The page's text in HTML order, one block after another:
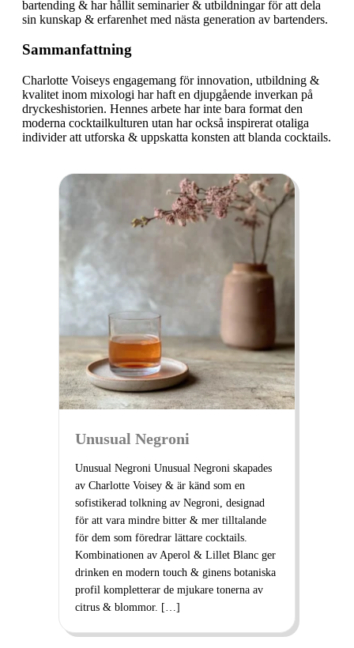
bartending & har hållit seminarier & utbildningar för att dela
sin kunskap & erfarenhet med nästa generation av bartenders.
Sammanfattning
Charlotte Voiseys engagemang för innovation, utbildning &
kvalitet inom mixologi har haft en djupgående inverkan på
dryckeshistorien. Hennes arbete har inte bara format den
moderna cocktailkulturen utan har också inspirerat otaliga
individer att utforska & uppskatta konsten att blanda cocktails.
Unusual Negroni
Unusual Negroni Unusual Negroni skapades
av Charlotte Voisey & är känd som en
sofistikerad tolkning av Negroni, designad
för att vara mindre bitter & mer tilltalande
för dem som föredrar lättare cocktails.
Kombinationen av Aperol & Lillet Blanc ger
drinken en modern touch & ginens botaniska
profil kompletterar de mjukare tonerna av
citrus & blommor. […]